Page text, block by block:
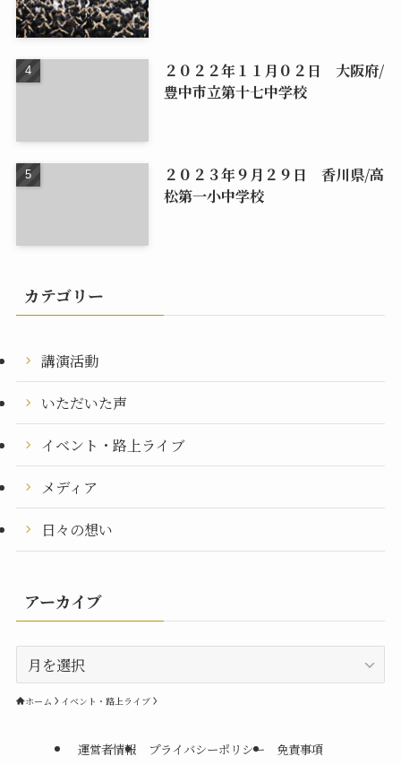
２０２２年１１月０２日 大阪府/
豊中市立第十七中学校
２０２３年９月２９日 香川県/高
松第一小中学校
カテゴリー
講演活動
いただいた声
イベント・路上ライブ
メディア
日々の想い
アーカイブ
ー
カホーム イベント・路上ライブ
運営者情報 プライバシーポリシー 免責事項